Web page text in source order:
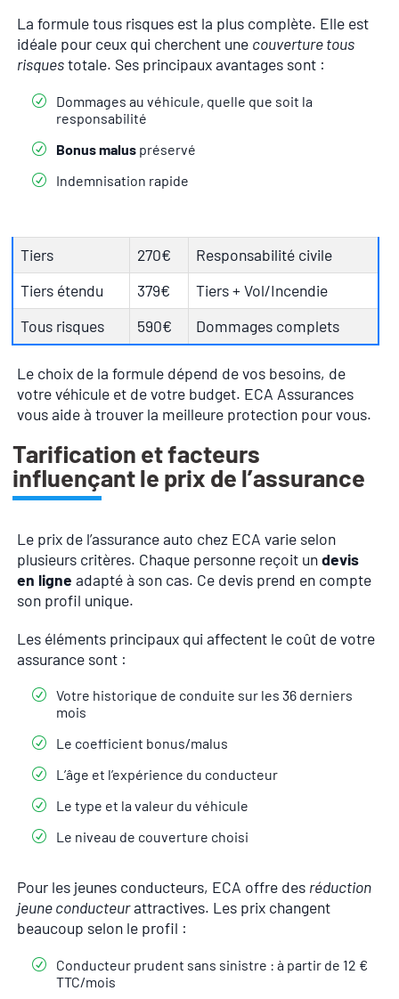
La formule tous risques est la plus complète. Elle est
idéale pour ceux qui cherchent une couverture tous
risquestotale. Ses principaux avantages sont :
Dommages au véhicule, quelle que soit la
responsabilité
Bonus malus préservé
Indemnisation rapide
Tiers 270€
Responsabilité civile
Tiers étendu
379€
Tiers + Vol/Incendie
Tous risques
590€ Dommages complets
Le choix de la formule dépend de vos besoins, de
votre véhicule et de votre budget. ECA Assurances
vous aide à trouver la meilleure protection pour vous.
Tarification et facteurs
influençant le prix de l’assurance
Le prix de l’assurance auto chez ECA varie selon
plusieurs critères. Chaque personne reçoit undevis
en ligne adapté à son cas. Ce devis prend en compte
son profil unique.
Les éléments principaux qui affectent le coût de votre
assurance sont :
Votre historique de conduite sur les 36 derniers
mois
Le coefficient bonus/malus
L’âge et l’expérience du conducteur
Le type et la valeur du véhicule
Le niveau de couverture choisi
Pour les jeunes conducteurs, ECA offre des réduction
jeune conducteurattractives. Les prix changent
beaucoup selon le profil :
Conducteur prudent sans sinistre : à partir de 12 €
TTC/mois